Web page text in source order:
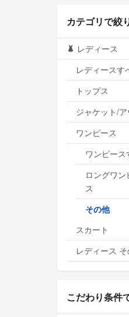
カテゴリで絞
レディース
レディースす
トップス
ジャケット/
ワンピース
ワンピース
ロングワ
ス
その他
スカート
レディース
こだわり条件